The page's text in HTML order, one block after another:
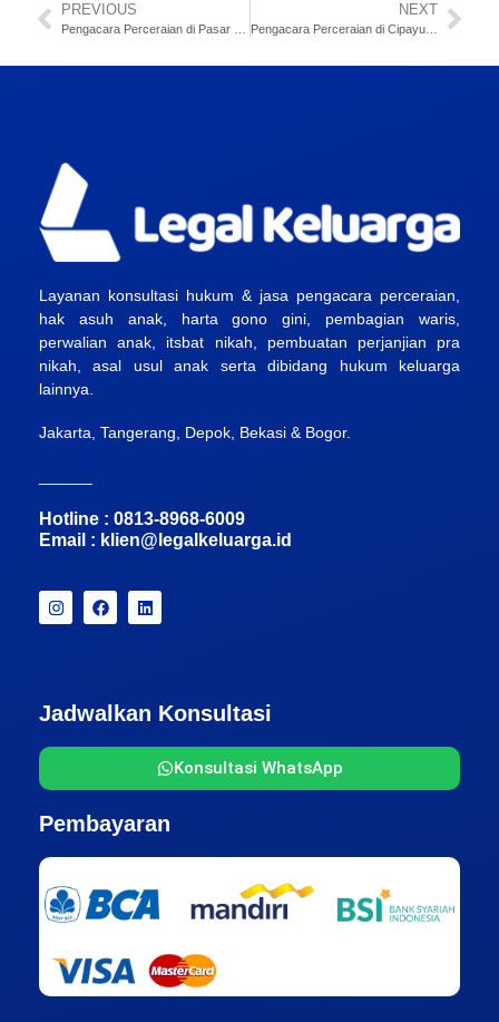
PREVIOUS
Pengacara Perceraian di Pasar Rebo Jakarta Timur
NEXT
Pengacara Perceraian di Cipayung Jakarta Timur
Layanan konsultasi hukum & jasa pengacara perceraian,
hak asuh anak, harta gono gini, pembagian waris,
perwalian anak, itsbat nikah, pembuatan perjanjian pra
nikah, asal usul anak serta dibidang hukum keluarga
lainnya.
Jakarta, Tangerang, Depok, Bekasi & Bogor.
Hotline : 0813-8968-6009
Email : klien@legalkeluarga.id
Jadwalkan Konsultasi
Konsultasi WhatsApp
Pembayaran